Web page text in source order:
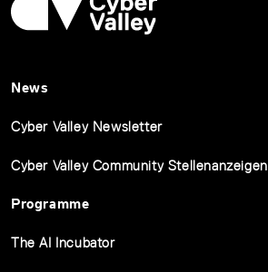
News
Cyber Valley Newsletter
Cyber Valley Community Stellenanzeigen
Programme
The AI Incubator